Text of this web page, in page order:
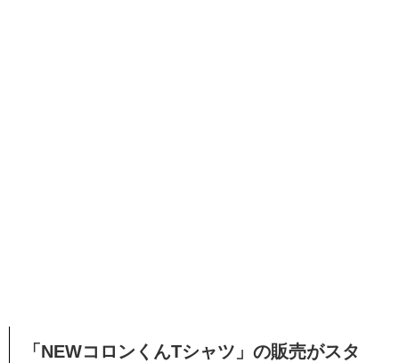
「NEWコロンくんTシャツ」の販売がスタ